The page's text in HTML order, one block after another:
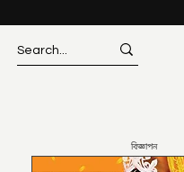
বিজ্ঞাপন